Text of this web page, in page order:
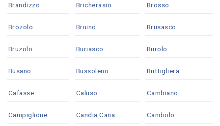
Brandizzo Bricherasio Brosso
Brozolo Bruino Brusasco
Bruzolo Buriasco Burolo
Busano Bussoleno Buttigliera...
Cafasse Caluso Cambiano
Campiglione... Candia Cana... Candiolo